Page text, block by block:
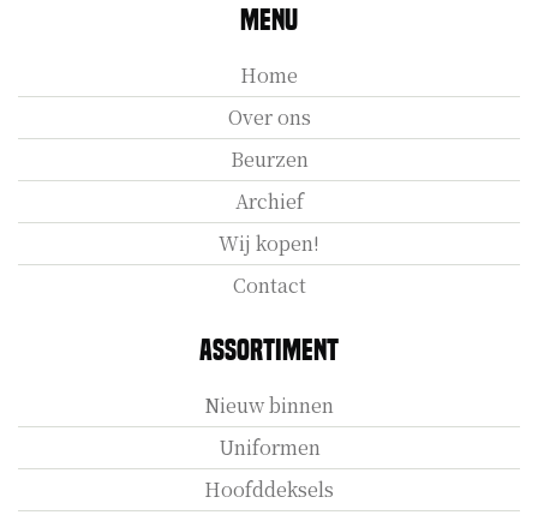
Menu
Home
Over ons
Beurzen
Archief
Wij kopen!
Contact
Assortiment
Nieuw binnen
Uniformen
Hoofddeksels